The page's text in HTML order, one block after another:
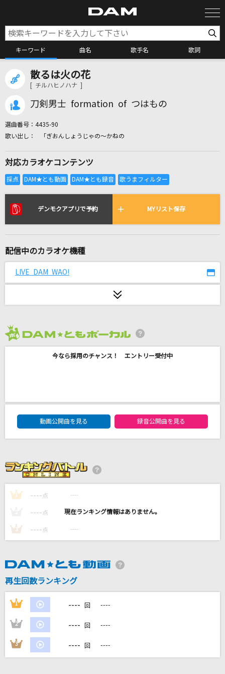
キーワード 曲名 歌手名 歌詞
カラオケ検索
全国りれき
リアルタイムで歌われている曲の一覧
甘えんな
NEVER LET YOU GO
獅子志司
[生音]未来予想図Ⅱ
DREAMS COME TRUE
[生音]Small world
≠ME
カラオケ最新情報をチェック！
散るは火の花
[ チルハヒノハナ ]
刀剣男士 formation of つはもの
選曲番号： 4435-90
「ぎおんしょうじゃの～かねの
対応カラオケコンテンツ
デンモクアプリで予約 MYリスト保存
配信中のカラオケ機種
LIVE DAM WAO!
今なら採用のチャンス！ エントリー受付中
DAM★ともボーカルエントリーランキング
動画公開曲を見る
録音公開曲を見る
1 ---- 点 ----
---- 点 ----
3 ---- 点 ----
再生回数ランキング
1 ---- 回 ----
2 ---- 回 ----
3 ---- 回 ----